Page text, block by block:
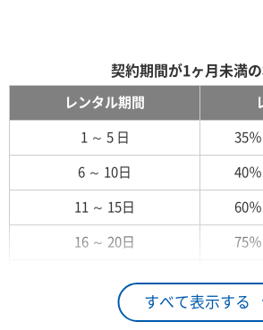
すべて表示する
契約期間が1ヶ月未満
レンタル期間
1 ～ 5 日 35
6 ～ 10日 40
11 ～ 15日 60
16 ～ 20日 75
26日 ～ 1ヶ月 100